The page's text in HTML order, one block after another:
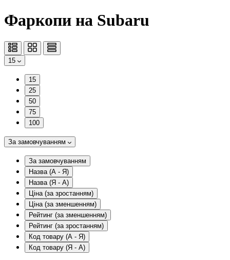
Фаркопи на Subaru
15
15
25
50
75
100
За замовчуванням
За замовчуванням
Назва (А - Я)
Назва (Я - А)
Ціна (за зростанням)
Ціна (за зменшенням)
Рейтинг (за зменшенням)
Рейтинг (за зростанням)
Код товару (А - Я)
Код товару (Я - А)